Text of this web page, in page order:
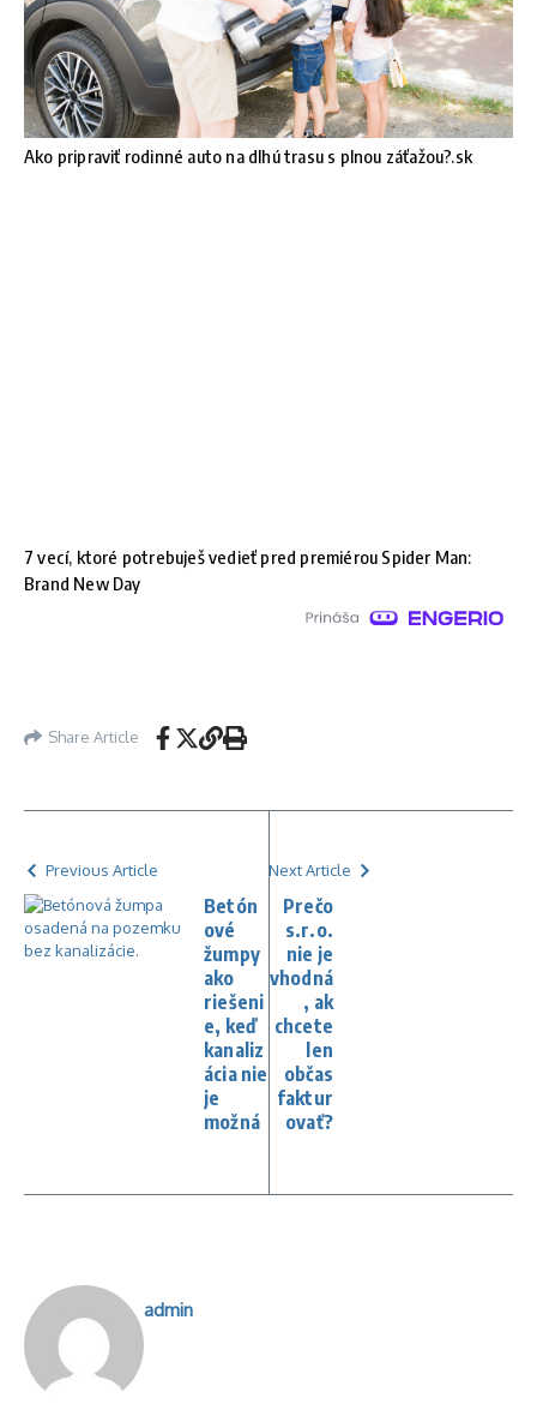
Ako pripraviť rodinné auto na dlhú trasu s plnou záťažou?.sk
7 vecí, ktoré potrebuješ vedieť pred premiérou Spider Man:
Brand New Day
Share Article
Previous Article
Betón
ové
žumpy
ako
riešeni
e, keď
kanaliz
ácia nie
je
možná
Next Article
Prečo
s.r.o.
nie je
vhodná
, ak
chcete
len
občas
faktur
ovať?
admin